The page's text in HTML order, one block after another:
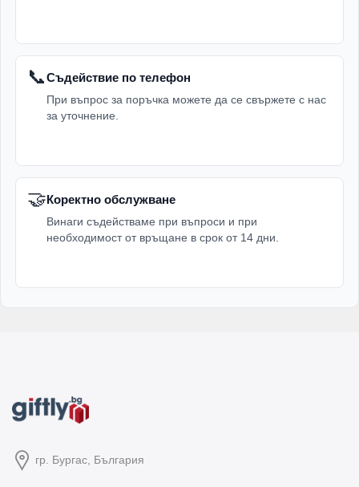
📞Съдействие по телефон
При въпрос за поръчка можете да се свържете с нас
за уточнение.
🤝Коректно обслужване
Винаги съдействаме при въпроси и при
необходимост от връщане в срок от 14 дни.
гр. Бургас, България